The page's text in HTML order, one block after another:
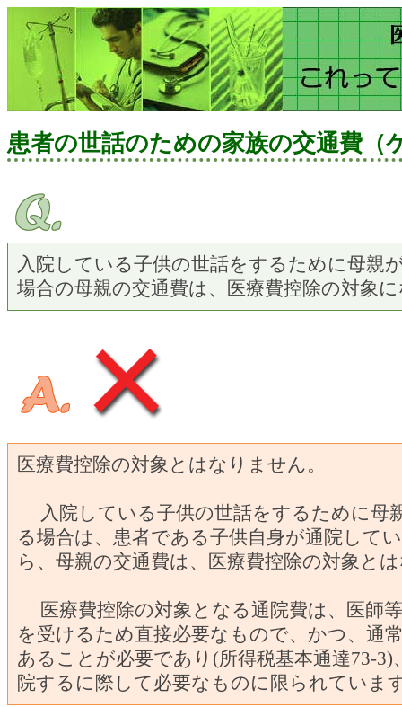
患者の世話のための家族の交通費（
入院している子供の世話をするために母親
場合の母親の交通費は、医療費控除の対象
医療費控除の対象とはなりません。
入院している子供の世話をするために母
る場合は、患者である子供自身が通院して
ら、母親の交通費は、医療費控除の対象と
医療費控除の対象となる通院費は、医師
を受けるため直接必要なもので、かつ、通
あることが必要であり(所得税基本通達73-3)
院するに際して必要なものに限られていま